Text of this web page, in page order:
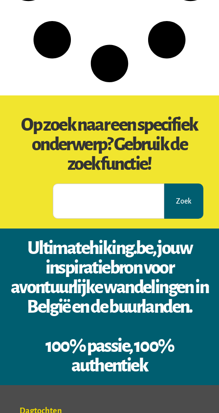
Op zoek naar een specifiek
onderwerp? Gebruik de
zoekfunctie!
Zoek
Ultimatehiking.be, jouw
inspiratiebron voor
avontuurlijke wandelingen in
België en de buurlanden.
100% passie, 100%
authentiek
Dagtochten